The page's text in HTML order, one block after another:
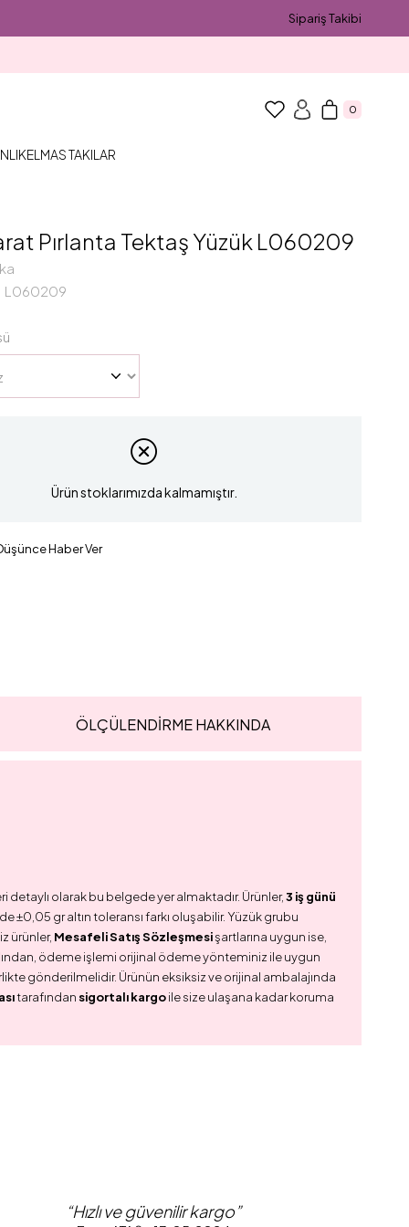
Sipariş Takibi
0
ELMAS TAKILAR
Pırlanta Tektaş Yüzük L060209
L060209
Ürün stoklarımızda kalmamıştır.
Haber Ver
ÖLÇÜLENDİRME HAKKINDA
olarak bu belgede yer almaktadır. Ürünler,3 iş günü
gr altın toleransı farkı oluşabilir. Yüzük grubu
ürünler, Mesafeli Satış Sözleşmesişartlarına uygun ise,
ödeme işlemi orijinal ödeme yönteminiz ile uygun
gönderilmelidir. Ürünün eksiksiz ve orijinal ambalajında
tarafından sigortalı kargoile size ulaşana kadar koruma
“Hızlı ve güvenilir kargo”